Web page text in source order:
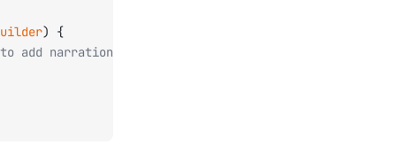
) {
add narration to your widget, you can do so here.